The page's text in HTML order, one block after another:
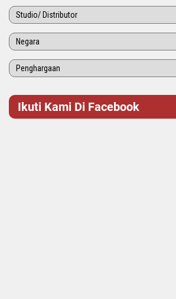
Ikuti Kami Di Facebook